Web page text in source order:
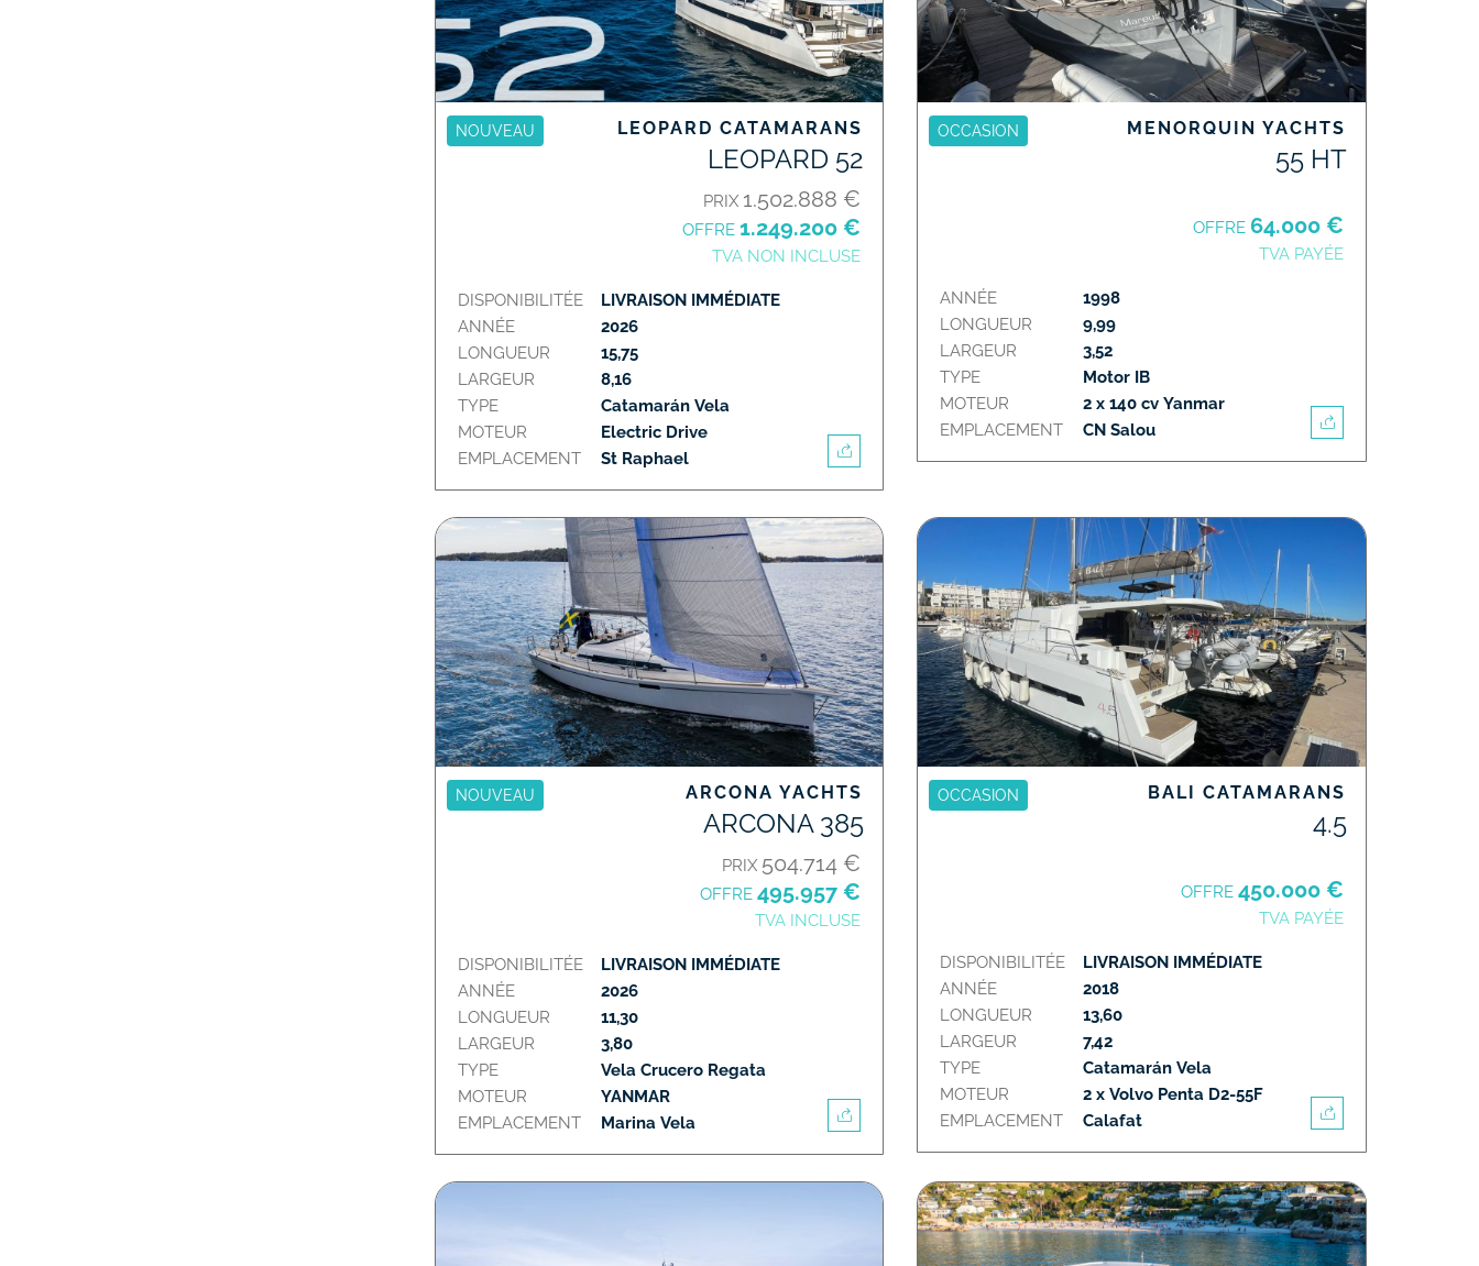
NOUVEAU LEOPARD CATAMARANS
LEOPARD 52
PRIX 1.502.888 €
OFFRE1.249.200 €
TVA NON INCLUSE
DISPONIBILITÉE
ANNÉE
LONGUEUR
LARGEUR
TYPE
MOTEUR
EMPLACEMENT
LIVRAISON IMMÉDIATE
2026
15,75
8,16
Catamarán Vela
Electric Drive
St Raphael
OCCASION MENORQUIN YACHTS
55 HT
OFFRE 64.000 €
TVA PAYÉE
ANNÉE
LONGUEUR
LARGEUR
TYPE
MOTEUR
EMPLACEMENT
1998
9,99
3,52
Motor IB
2 x 140 cv Yanmar
CN Salou
NOUVEAU ARCONA YACHTS
ARCONA 385
PRIX 504.714 €
OFFRE495.957 €
TVA INCLUSE
DISPONIBILITÉE
ANNÉE
LONGUEUR
LARGEUR
TYPE
MOTEUR
EMPLACEMENT
LIVRAISON IMMÉDIATE
2026
11,30
3,80
Vela Crucero Regata
YANMAR
Marina Vela
OCCASION BALI CATAMARANS
4.5
OFFRE 450.000 €
TVA PAYÉE
DISPONIBILITÉE
ANNÉE
LONGUEUR
LARGEUR
TYPE
MOTEUR
EMPLACEMENT
LIVRAISON IMMÉDIATE
2018
13,60
7,42
Catamarán Vela
2 x Volvo Penta D2-55F
Calafat